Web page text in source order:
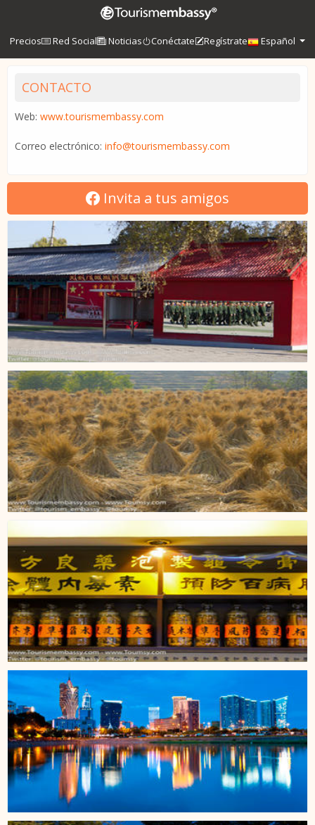
Precios Red Social Noticias Conéctate Regístrate Español
CONTACTO
Web: www.tourismembassy.com
Correo electrónico: info@tourismembassy.com
Invita a tus amigos